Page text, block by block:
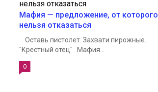
Мафия — предложение, от которого
нельзя отказаться
Оставь пистолет. Захвати пирожные.
"Крестный отец" Мафия...
0